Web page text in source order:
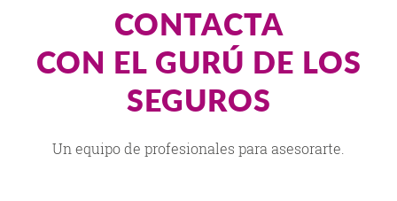
CONTACTA
CON EL GURÚ DE LOS
SEGUROS
Un equipo de profesionales para asesorarte.